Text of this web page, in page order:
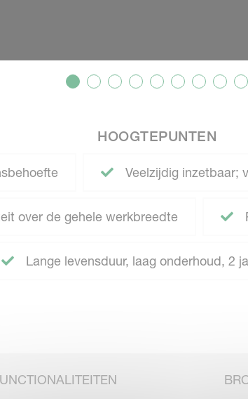
HOOGTEPUNTEN
Veelzijdig inzetbaar;
over de gehele werkbreedte
Lange levensduur, laag onderhoud, 2